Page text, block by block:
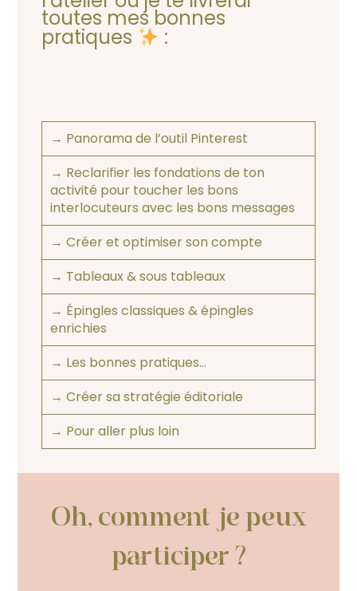
toutes mes bonnes
pratiques :
→ Panorama de l’outil Pinterest
→ Reclarifier les fondations de ton
activité pour toucher les bons
interlocuteurs avec les bons messages
→ Créer et optimiser son compte
→ Tableaux & sous tableaux
→ Épingles classiques & épingles
enrichies
→ Les bonnes pratiques…
→ Créer sa stratégie éditoriale
→ Pour aller plus loin
Oh, comment je peux
participer ?